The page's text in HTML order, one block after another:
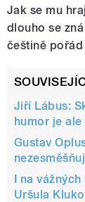
Jak se mu
dlouho se
češtině
Jiří Lábus:
humor je ale
Gustav
I na
Uršula